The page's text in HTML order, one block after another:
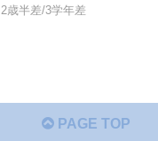
2歳半差/3学年差
PAGE TOP